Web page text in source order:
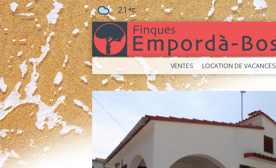
21
VENTES LOCATION DE VACANCES